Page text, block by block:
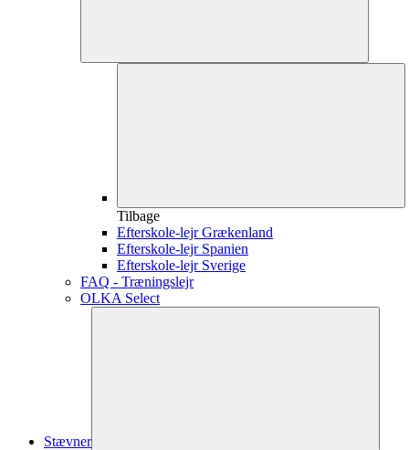
Tilbage
Efterskole-lejr Grækenland
Efterskole-lejr Spanien
Efterskole-lejr Sverige
FAQ - Træningslejr
OLKA Select
Stævner